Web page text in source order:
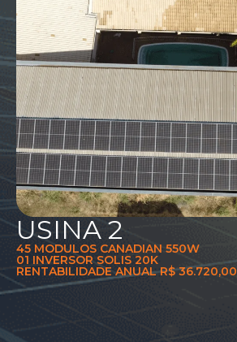
USINA 2
45 MODULOS CANADIAN 550W
01 INVERSOR SOLIS 20K
RENTABILIDADE ANUAL R$ 36.720,00